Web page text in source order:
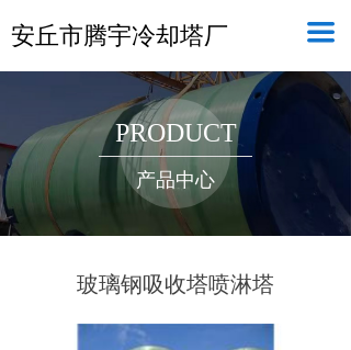
끀
安丘市腾宇冷却塔厂
PRODUCT
产品中心
玻璃钢吸收塔喷淋塔